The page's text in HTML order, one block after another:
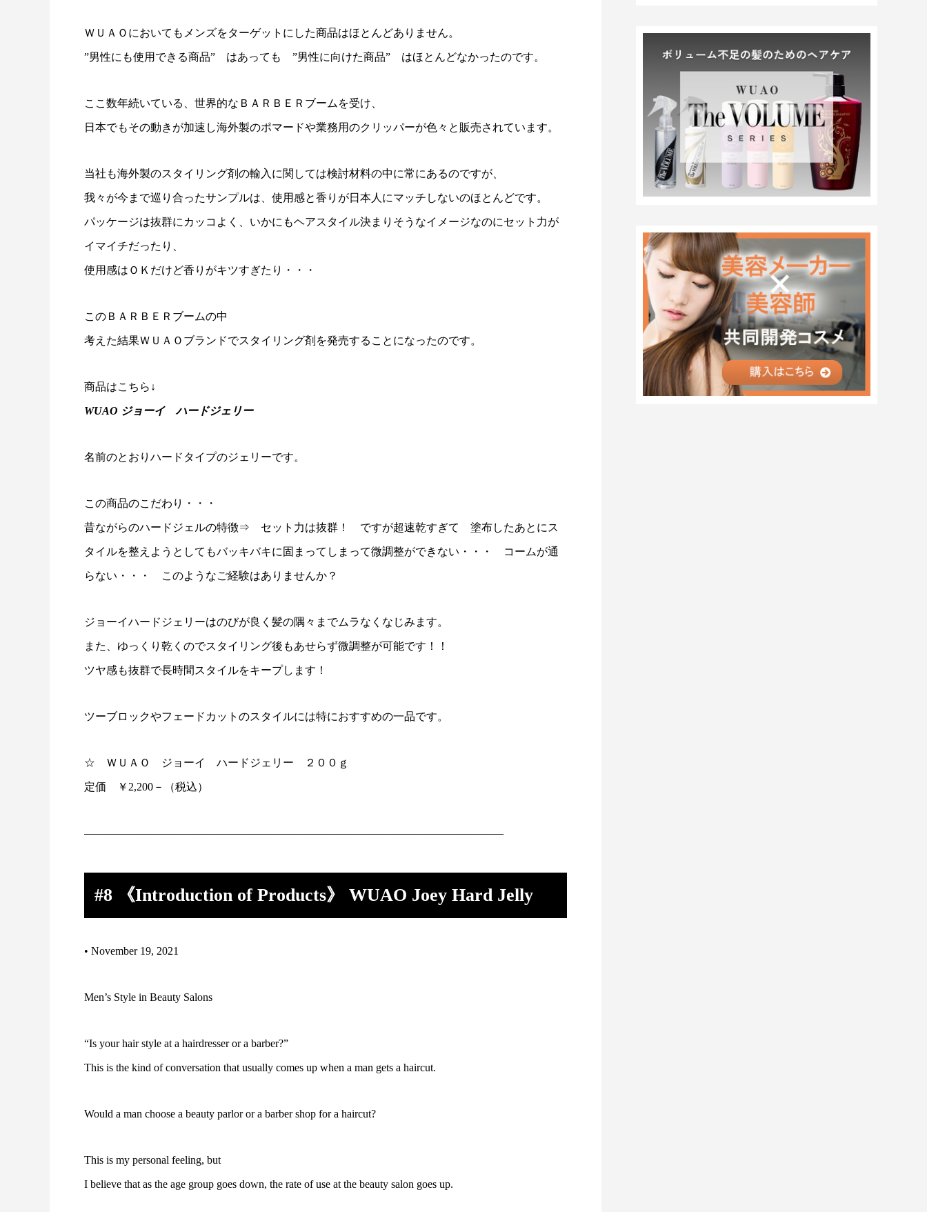
ＷＵＡＯにおいてもメンズをターゲットにした商品はほとんどありません。
”男性にも使用できる商品” はあっても ”男性に向けた商品” はほとんどなかったのです。
ここ数年続いている、世界的なＢＡＲＢＥＲブームを受け、
日本でもその動きが加速し海外製のポマードや業務用のクリッパーが色々と販売されています。
当社も海外製のスタイリング剤の輸入に関しては検討材料の中に常にあるのですが、
我々が今まで巡り合ったサンプルは、使用感と香りが日本人にマッチしないのほとんどです。
パッケージは抜群にカッコよく、いかにもヘアスタイル決まりそうなイメージなのにセット力が
イマイチだったり、
使用感はＯＫだけど香りがキツすぎたり・・・
このＢＡＲＢＥＲブームの中
考えた結果ＷＵＡＯブランドでスタイリング剤を発売することになったのです。
商品はこちら↓
WUAO ジョーイ ハードジェリー
名前のとおりハードタイプのジェリーです。
この商品のこだわり・・・
昔ながらのハードジェルの特徴⇒ セット力は抜群！ ですが超速乾すぎて 塗布したあとにス
タイルを整えようとしてもバッキバキに固まってしまって微調整ができない・・・ コームが通
らない・・・ このようなご経験はありませんか？
ジョーイハードジェリーはのびが良く髪の隅々までムラなくなじみます。
また、ゆっくり乾くのでスタイリング後もあせらず微調整が可能です！！
ツヤ感も抜群で長時間スタイルをキープします！
ツーブロックやフェードカットのスタイルには特におすすめの一品です。
☆ ＷＵＡＯ ジョーイ ハードジェリー ２００ｇ
定価 ￥2,200－（税込）
——————————————————————————————————————
#8 《Introduction of Products》 WUAO Joey Hard Jelly
• November 19, 2021
Men’s Style in Beauty Salons
“Is your hair style at a hairdresser or a barber?”
This is the kind of conversation that usually comes up when a man gets a haircut.
Would a man choose a beauty parlor or a barber shop for a haircut?
This is my personal feeling, but
I believe that as the age group goes down, the rate of use at the beauty salon goes up.